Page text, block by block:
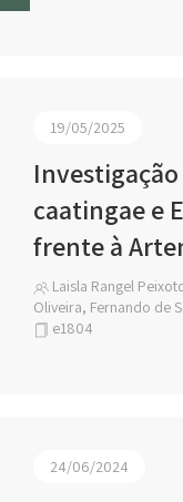
19/05/2025
caatingae e
frente à
Laisla Rangel
Oliveira, Fernando de
e1804
24/06/2024